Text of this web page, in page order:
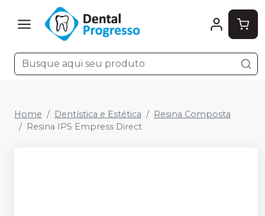
Home Dentística e Estética
Resina Composta
Resina IPS Empress Direct